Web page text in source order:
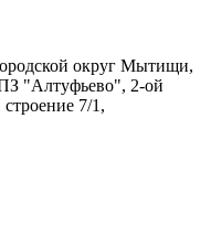
округ Мытищи,
"Алтуфьево", 2-ой
7/1,